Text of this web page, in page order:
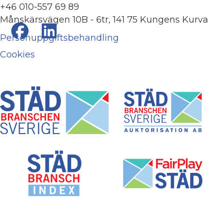
+46 010-557 69 89
Månskärsvägen 10B - 6tr, 141 75 Kungens Kurva
Personuppgiftsbehandling
Cookies